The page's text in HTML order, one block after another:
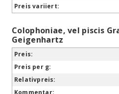
Colophoniae, vel piscis
Geigenhartz